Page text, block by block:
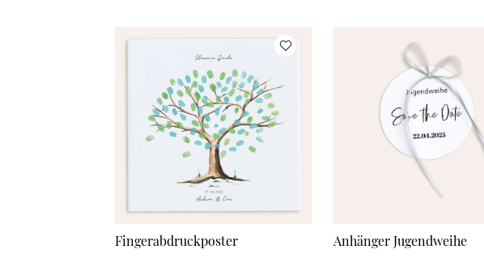
Fingerabdruckposter Anhänger Jugendweihe